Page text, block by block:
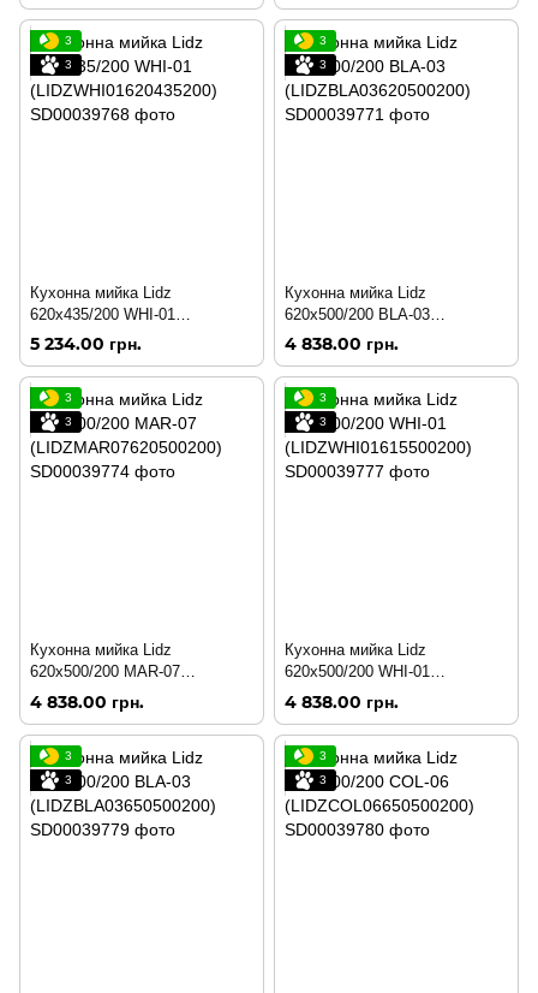
3
3
Кухонна мийка Lidz
620x435/200 WHI-01
(LIDZWHI01620435200)
5 234.00 грн.
3
3
Кухонна мийка Lidz
620x500/200 BLA-03
(LIDZBLA03620500200)
4 838.00 грн.
3
3
Кухонна мийка Lidz
620x500/200 MAR-07
(LIDZMAR07620500200)
4 838.00 грн.
3
3
Кухонна мийка Lidz
620x500/200 WHI-01
(LIDZWHI01615500200)
4 838.00 грн.
3
3
3
3